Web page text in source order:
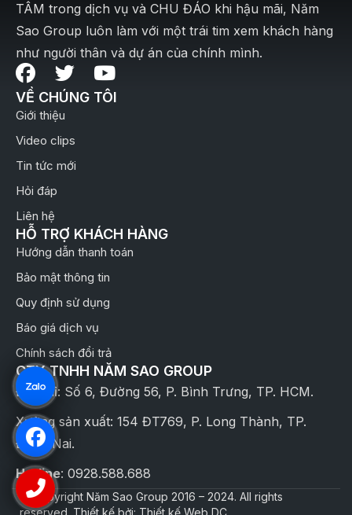
TÂM trong dịch vụ và CHU ĐÁO khi hậu mãi, Năm
Sao Group luôn làm với một trái tim xem khách hàng
như người thân và dự án của chính mình.
VỀ CHÚNG TÔI
Giới thiệu
Video clips
Tin tức mới
Hỏi đáp
Liên hệ
HỖ TRỢ KHÁCH HÀNG
Hướng dẫn thanh toán
Bảo mật thông tin
Quy định sử dụng
Báo giá dịch vụ
Chính sách đổi trả
CTY TNHH NĂM SAO GROUP
Địa chỉ: Số 6, Đường 56, P. Bình Trưng, TP. HCM.
Xưởng sản xuất: 154 ĐT769, P. Long Thành, TP.
Đồng Nai.
Hotline: 0928.588.688
© Copyright Năm Sao Group 2016 – 2024. All rights
reserved. Thiết kế bởi: Thiết kế Web DC